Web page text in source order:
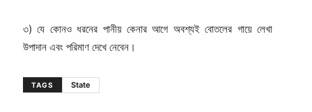
৩) যে কোনও ধরনের পানীয় কেনার আগে অবশ্যই বোতলের গায়ে লেখা
উপাদান এবং পরিমাণ দেখে নেবেন।
TAGS State